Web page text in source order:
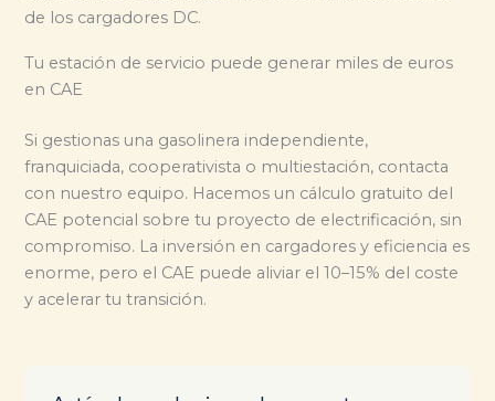
de los cargadores DC.
Tu estación de servicio puede generar miles de euros
en CAE
Si gestionas una gasolinera independiente,
franquiciada, cooperativista o multiestación, contacta
con nuestro equipo. Hacemos un cálculo gratuito del
CAE potencial sobre tu proyecto de electrificación, sin
compromiso. La inversión en cargadores y eficiencia es
enorme, pero el CAE puede aliviar el 10–15% del coste
y acelerar tu transición.